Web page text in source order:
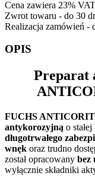
Cena zawiera 23%
Zwrot towaru - do 30
Realizacja zamówień -
OPIS
Preparat
FUCHS ANTICORIT
antykorozyjną o
długotrwałego
wnęk oraz trudno
został opracowany bez
wyłącznie składniki